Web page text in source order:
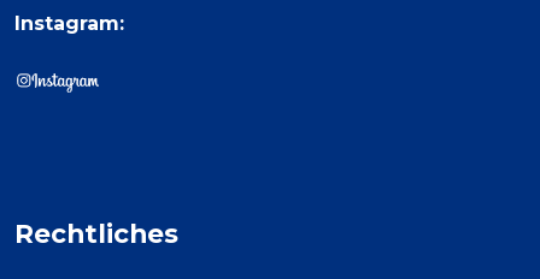
Instagram:
Rechtliches